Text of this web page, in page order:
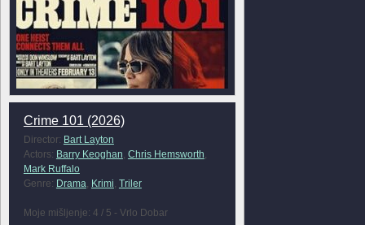
Crime 101 (2026)
Director: Bart Layton
Actors: Barry Keoghan, Chris Hemsworth,
Mark Ruffalo
Genre: Drama, Krimi, Triler
Moje mišljenje: 4 / 5 - Vrlo Dobar